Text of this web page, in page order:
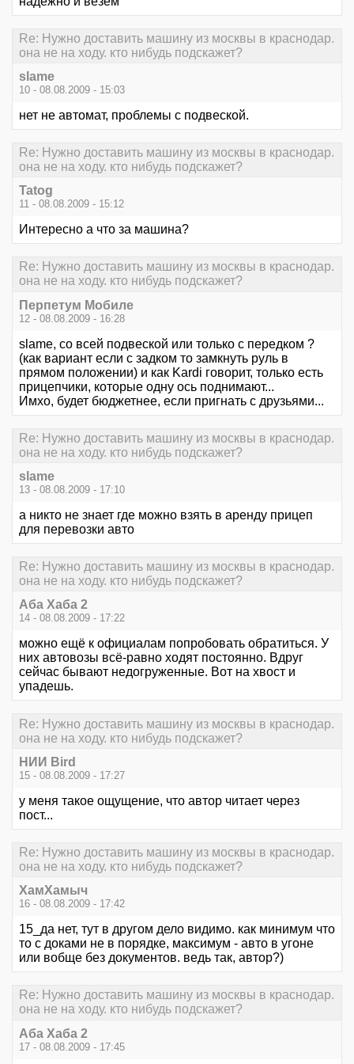
Re: Нужно доставить машину из москвы в краснодар.
она не на ходу. кто нибудь подскажет?
slame
10 - 08.08.2009 - 15:03
нет не автомат, проблемы с подвеской.
Re: Нужно доставить машину из москвы в краснодар.
она не на ходу. кто нибудь подскажет?
Tatog
11 - 08.08.2009 - 15:12
Интересно а что за машина?
Re: Нужно доставить машину из москвы в краснодар.
она не на ходу. кто нибудь подскажет?
Перпетум Мобиле
12 - 08.08.2009 - 16:28
slame, со всей подвеской или только с передком ?
(как вариант если с задком то замкнуть руль в
прямом положении) и как Kardi говорит, только есть
прицепчики, которые одну ось поднимают...
Имхо, будет бюджетнее, если пригнать с друзьями...
Re: Нужно доставить машину из москвы в краснодар.
она не на ходу. кто нибудь подскажет?
slame
13 - 08.08.2009 - 17:10
а никто не знает где можно взять в аренду прицеп
для перевозки авто
Re: Нужно доставить машину из москвы в краснодар.
она не на ходу. кто нибудь подскажет?
Аба Хаба 2
14 - 08.08.2009 - 17:22
можно ещё к официалам попробовать обратиться. У
них автовозы всё-равно ходят постоянно. Вдруг
сейчас бывают недогруженные. Вот на хвост и
упадешь.
Re: Нужно доставить машину из москвы в краснодар.
она не на ходу. кто нибудь подскажет?
НИИ Bird
15 - 08.08.2009 - 17:27
у меня такое ощущение, что автор читает через
пост...
Re: Нужно доставить машину из москвы в краснодар.
она не на ходу. кто нибудь подскажет?
ХамХамыч
16 - 08.08.2009 - 17:42
15_да нет, тут в другом дело видимо. как минимум что
то с доками не в порядке, максимум - авто в угоне
или вобще без документов. ведь так, автор?)
Re: Нужно доставить машину из москвы в краснодар.
она не на ходу. кто нибудь подскажет?
Аба Хаба 2
17 - 08.08.2009 - 17:45